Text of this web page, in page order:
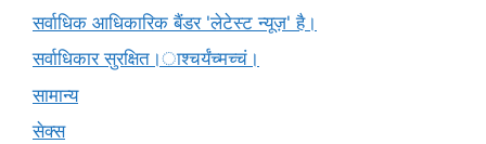
सर्वाधिक आधिकारिक बैंडर 'लेटेस्ट न्यूज़' है।
सर्वाधिकार सुरक्षित।ाश्चर्यंच्मच्चं।
सामान्य
सेक्स